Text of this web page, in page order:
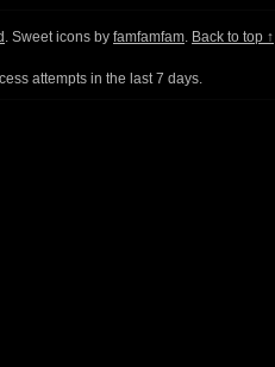
. Sweet icons by famfamfam. Back to top ↑
attempts in the last 7 days.